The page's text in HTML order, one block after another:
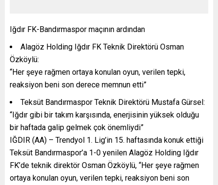
Iğdır FK-Bandırmaspor maçının ardından
Alagöz Holding Iğdır FK Teknik Direktörü Osman
Özköylü:
“Her şeye rağmen ortaya konulan oyun, verilen tepki,
reaksiyon beni son derece memnun etti”
Teksüt Bandırmaspor Teknik Direktörü Mustafa Gürsel:
“Iğdır gibi bir takım karşısında, enerjisinin yüksek olduğu
bir haftada galip gelmek çok önemliydi”
IĞDIR (AA) – Trendyol 1. Lig’in 15. haftasında konuk ettiği
Teksüt Bandırmaspor’a 1-0 yenilen Alagöz Holding Iğdır
FK’de teknik direktör Osman Özköylü, “Her şeye rağmen
ortaya konulan oyun, verilen tepki, reaksiyon beni son